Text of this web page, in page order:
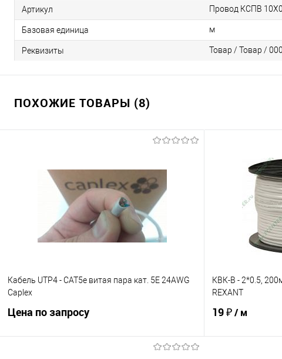
Артикул Провод КСПВ
Базовая единица м
Реквизиты Товар / Товар /
ПОХОЖИЕ ТОВАРЫ (8)
Кабель UTP4 - CAT5e витая пара кат. 5E 24AWG
Caplex
Цена по запросу
КВК-В - 2*0.5,
REXANT
19 ₽/ м